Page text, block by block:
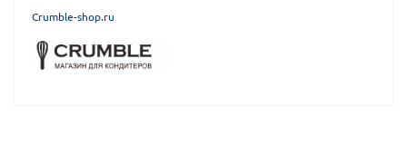
Crumble-shop.ru